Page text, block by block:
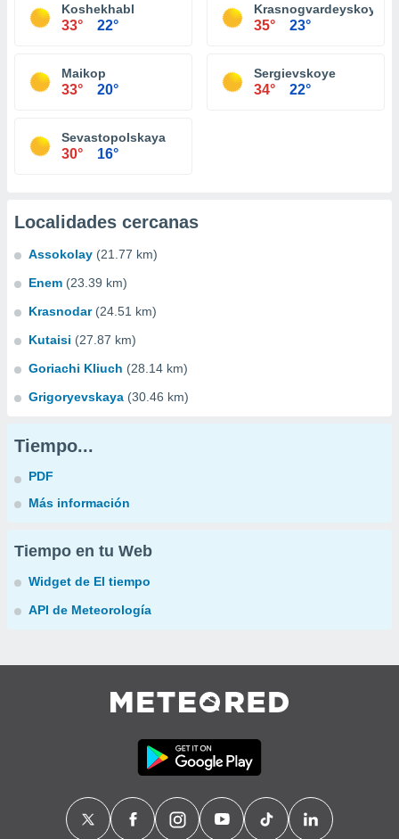
Koshekhabl
33° 22°
Krasnogvardeyskoye
35° 23°
Maikop
33° 20°
Sergievskoye
34° 22°
Sevastopolskaya
30° 16°
Localidades cercanas
Assokolay (21.77 km)
Enem (23.39 km)
Krasnodar (24.51 km)
Kutaisi (27.87 km)
Goriachi Kliuch (28.14 km)
Grigoryevskaya (30.46 km)
Tiempo...
PDF
Más información
Tiempo en tu Web
Widget de El tiempo
API de Meteorología